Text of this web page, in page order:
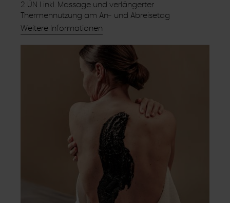
2 ÜN I inkl. Massage und verlängerter
Thermennutzung am An- und Abreisetag
Weitere Informationen